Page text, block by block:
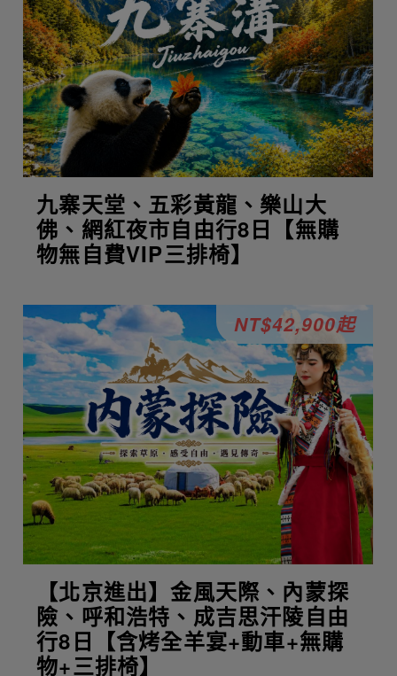
九寨天堂、五彩黃龍、樂山大
佛、網紅夜市自由行8日【無購
物無自費VIP三排椅】
【北京進出】金風天際、內蒙探
險、呼和浩特、成吉思汗陵自由
行8日【含烤全羊宴+動車+無購
物+三排椅】
NT$42,900起